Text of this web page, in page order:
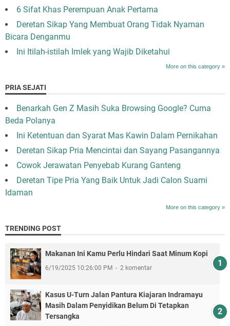
6 Sifat Khas Perempuan Anak Pertama
Deretan Sikap Yang Membuat Orang Tidak Nyaman
Bicara Denganmu
Ini Itilah-istilah Imlek yang Wajib Diketahui
More on this category »
PRIA SEJATI
Benarkah Gen Z Masih Suka Browsing Google? Cuma
Beda Polanya
Ini Ketentuan dan Syarat Mas Kawin Dalam Pernikahan
Deretan Sikap Pria Mencintai dan Sayang Pasangannya
Cowok Jerawatan Penyebab Kurang Ganteng
Deretan Tipe Pria Yang Baik Untuk Jadi Calon Suami
Idaman
More on this category »
TRENDING POST
Makanan Ini Kamu Perlu Hindari Saat Minum Kopi
6/19/2025 10:26:00 PM 2 komentar
Kasus U-Turn Jalan Pantura Kiajaran Indramayu
Masih Dalam Penyidikan Belum Di Tetapkan
Tersangka